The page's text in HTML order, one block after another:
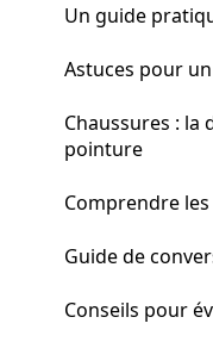
Un guide
Astuces pour
Chaussures : la
pointure
Comprendre
Guide de
Conseils pour